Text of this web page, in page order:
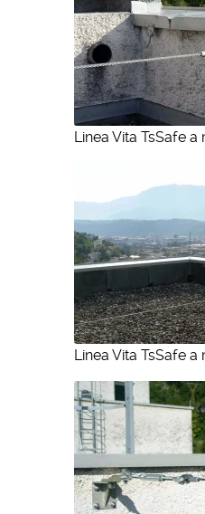
Linea Vita TsSafe
Linea Vita TsSafe